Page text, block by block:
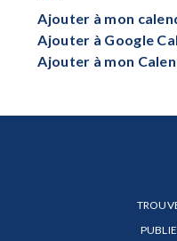
Ajouter à mon
Ajouter à Google
Ajouter à mon